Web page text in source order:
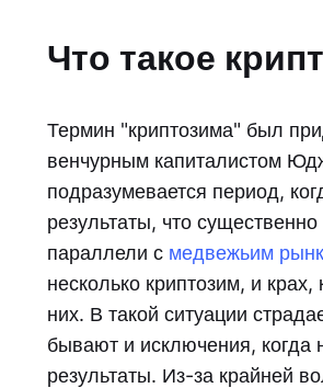
Что такое
Термин "криптозима" был
венчурным капиталистом
подразумевается период,
результаты, что
параллели с медвежьим
несколько криптозим, и
них. В такой ситуации
бывают и исключения,
результаты. Из-за крайней